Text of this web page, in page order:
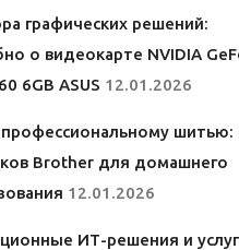
графических решений:
о видеокарте NVIDIA
6GB ASUS 12.01.2026
шитью:
Brother для домашнего
12.01.2026
ИТ-решения и